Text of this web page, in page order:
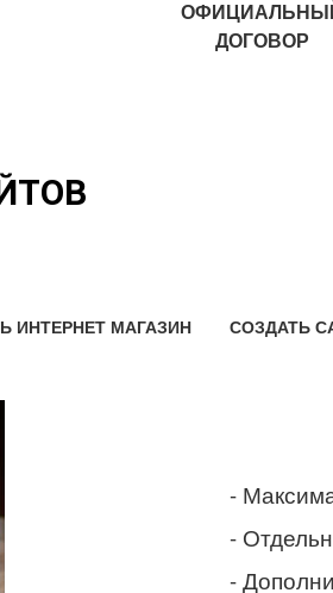
ДОГОВОР
ИНТЕРНЕТ МАГАЗИН СОЗДАТЬ
-
-
-